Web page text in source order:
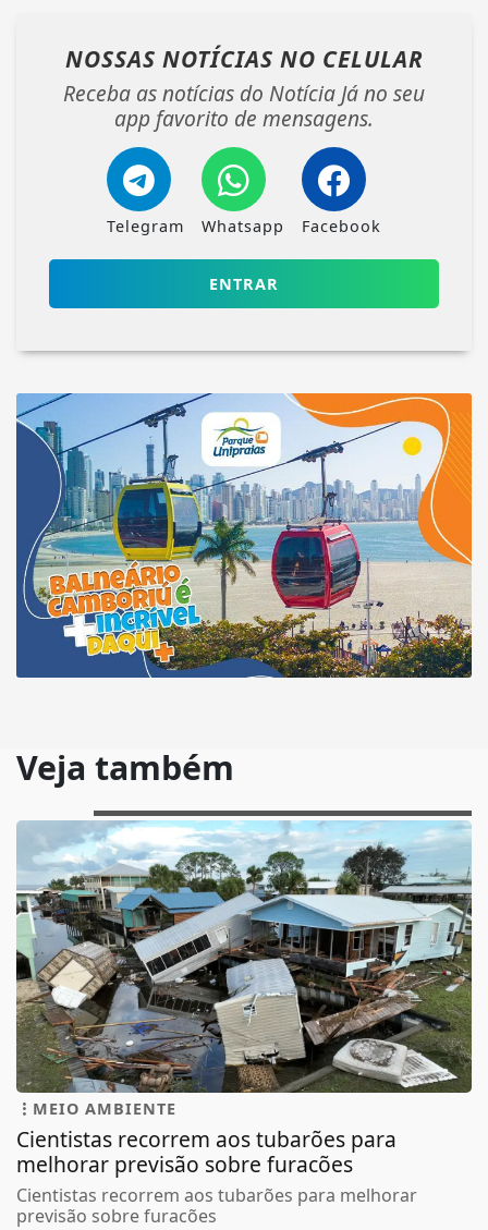
NOSSAS NOTÍCIAS NO CELULAR
Receba as notícias do Notícia Já no seu
app favorito de mensagens.
Telegram Whatsapp Facebook
ENTRAR
Veja também
MEIO AMBIENTE
Cientistas recorrem aos tubarões para
melhorar previsão sobre furacões
Cientistas recorrem aos tubarões para melhorar
previsão sobre furacões